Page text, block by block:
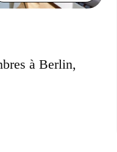
à Berlin,